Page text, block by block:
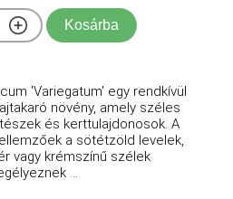
Kosárba
'Variegatum' egy rendkívül
növény, amely széles
és kerttulajdonosok. A
a sötétzöld levelek,
vagy krémszínű szélek
...